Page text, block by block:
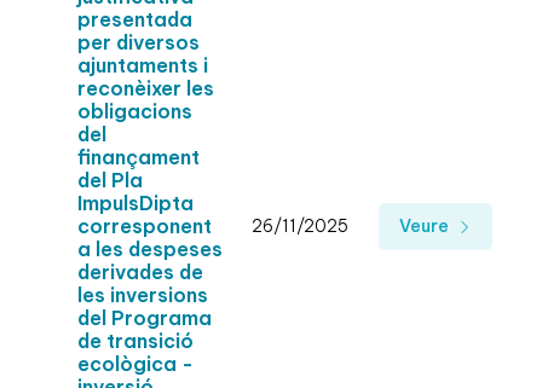
presentada
per diversos
ajuntaments i
reconèixer les
obligacions
del
finançament
del Pla
ImpulsDipta
corresponent
a les despeses
derivades de
les inversions
del Programa
de transició
ecològica -
26/11/2025 Veure